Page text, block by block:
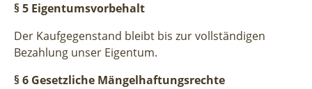
§ 5 Eigentumsvorbehalt
Der Kaufgegenstand bleibt bis zur vollständigen
Bezahlung unser Eigentum.
§ 6 Gesetzliche Mängelhaftungsrechte